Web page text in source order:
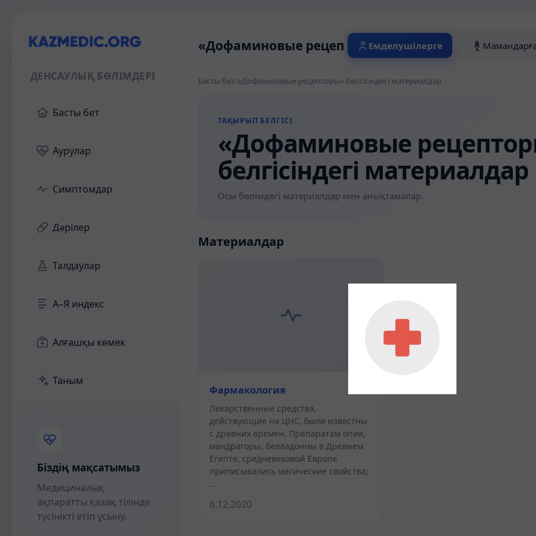
ДЕНСАУЛЫҚ БӨЛІМДЕРІ
Басты бет
Аурулар
Симптомдар
Дәрілер
Талдаулар
А–Я индекс
Алғашқы көмек
Таным
Біздің мақсатымыз
Медициналық
ақпаратты қазақ тілінде
түсінікті етіп ұсыну.
«Дофаминовые рецепторы» белгісіндегі
Емделушілерге
Басты бет/«Дофаминовые рецепторы» белгісіндегі материалдар
ТАҚЫРЫП БЕЛГІСІ
«Дофаминовые
белгісіндегі материалдар
Осы бөлімдегі материалдар мен анықтамалар.
Материалдар
Фармакология
Лекарственные средства,
действующие на ЦНС, были известны
с древних вре­мен. Препаратам опия,
мандрагоры, белладонны в Древнем
Египте, средневеко­вой Европе
приписывались магические свойства;
…
6.12.2020